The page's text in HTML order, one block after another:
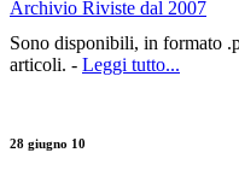
Archivio Riviste dal 2007
Sono disponibili, in formato
articoli. - Leggi tutto...
28 giugno 10